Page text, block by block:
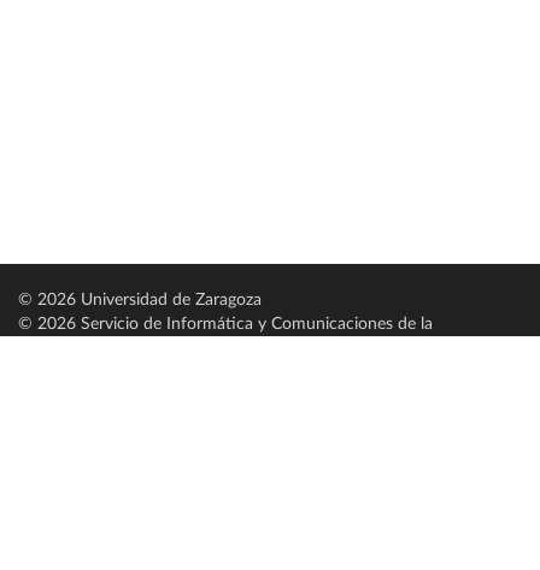
© 2026 Universidad de Zaragoza
© 2026 Servicio de Informática y Comunicaciones de la